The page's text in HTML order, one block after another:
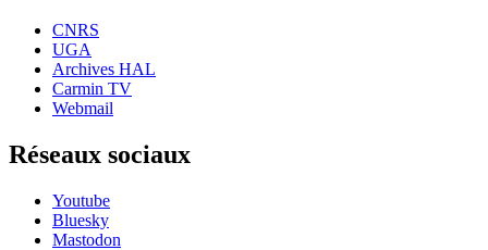
CNRS
UGA
Archives HAL
Carmin TV
Webmail
Réseaux sociaux
Youtube
Bluesky
Mastodon